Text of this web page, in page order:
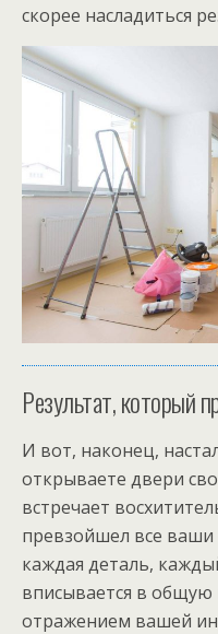
скорее насладиться
Результат, который
И вот, наконец,
открываете двери
встречает
превзойшел все
каждая деталь,
вписывается в общую
отражением вашей